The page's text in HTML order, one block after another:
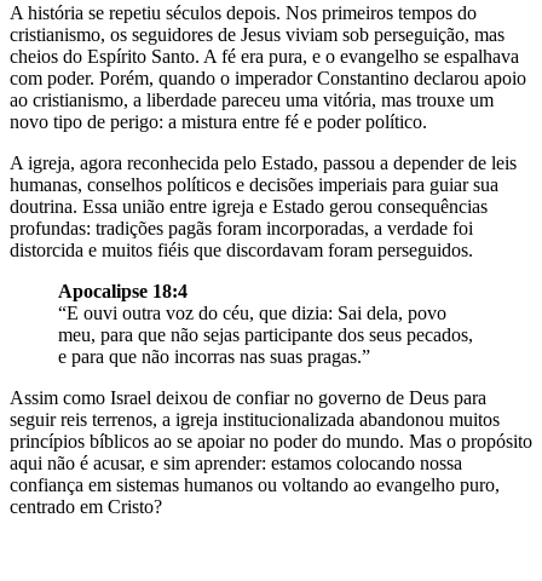
A história se repetiu séculos depois. Nos primeiros tempos do
cristianismo, os seguidores de Jesus viviam sob perseguição, mas
cheios do Espírito Santo. A fé era pura, e o evangelho se espalhava
com poder. Porém, quando o imperador Constantino declarou apoio
ao cristianismo, a liberdade pareceu uma vitória, mas trouxe um
novo tipo de perigo: a mistura entre fé e poder político.
A igreja, agora reconhecida pelo Estado, passou a depender de leis
humanas, conselhos políticos e decisões imperiais para guiar sua
doutrina. Essa união entre igreja e Estado gerou consequências
profundas: tradições pagãs foram incorporadas, a verdade foi
distorcida e muitos fiéis que discordavam foram perseguidos.
Apocalipse 18:4
“E ouvi outra voz do céu, que dizia: Sai dela, povo
meu, para que não sejas participante dos seus pecados,
e para que não incorras nas suas pragas.”
Assim como Israel deixou de confiar no governo de Deus para
seguir reis terrenos, a igreja institucionalizada abandonou muitos
princípios bíblicos ao se apoiar no poder do mundo. Mas o propósito
aqui não é acusar, e sim aprender: estamos colocando nossa
confiança em sistemas humanos ou voltando ao evangelho puro,
centrado em Cristo?